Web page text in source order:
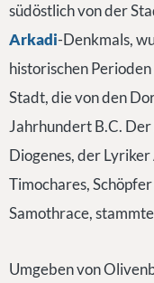
südöstlich von der
Arkadi-Denkmals,
historischen
Stadt, die von den
Jahrhundert B.C.
Diogenes, der
Timochares,
Samothrace,
Umgeben von